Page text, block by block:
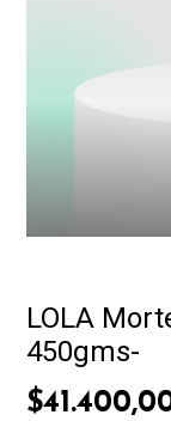
LOLA
450gms-